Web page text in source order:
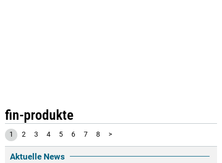
fin-produkte
1 2 3 4 5 6 7 8 >
Aktuelle News